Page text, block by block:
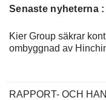
Senaste nyheterna
Kier Group säkrar
ombyggnad av
RAPPORT- OCH